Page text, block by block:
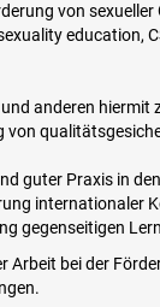
von
education,
anderen hiermit
von
guter Praxis in
internationaler
gegenseitigen
bei der